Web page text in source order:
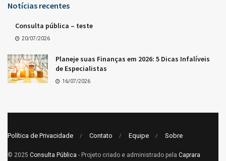
Notícias recentes
Consulta pública – teste
20/07/2026
Planeje suas Finanças em 2026: 5 Dicas Infalíveis
de Especialistas
16/07/2026
Política de Privacidade Contato Equipe Sobre
© 2025 Consulta Pública - Projeto criado e administrado pela Caprara